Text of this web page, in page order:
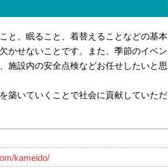
と、眠ること、着替えることなどの基本
かせないことです。また、季節のイベン
施設内の安全点検などお任せしたいと思
築いていくことで社会に貢献していただ
kameido/